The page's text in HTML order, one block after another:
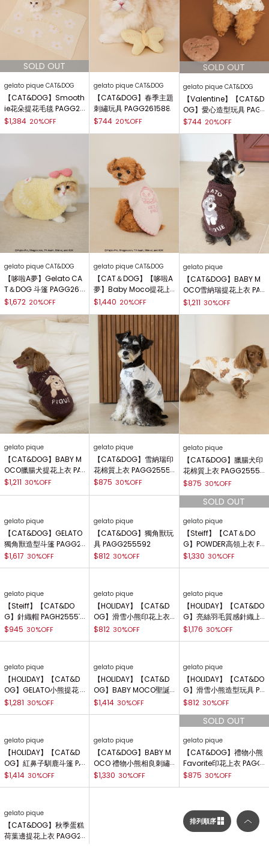
gelato pique CAT&DOG
【CAT&DOG】Smooth
ie花朵提花毛毯 PAGG26
1580
$1,384 20%OFF
gelato pique CAT&DOG
【CAT&DOG】春季主題
刺繡玩具 PAGG261588
$744 20%OFF
gelato pique CAT&DOG
【Valentine】【CAT&D
OG】愛心造型玩具 PAG
G261575
$744 20%OFF
gelato pique CAT&DOG
【哆啦A夢】Gelato CA
T＆DOG 斗篷 PAGG261
500
$1,672 20%OFF
gelato pique CAT&DOG
【CAT＆DOG】【哆啦A
夢】Baby Moco提花上
衣 PAGG261570
$1,440 20%OFF
gelato pique
【CAT&DOG】BABY M
OCO雪納瑞提花上衣 PA
GG255574
$1,211 30%OFF
gelato pique
【CAT&DOG】BABY M
OCO臘腸犬提花上衣 PA
GG255575
$1,211 30%OFF
gelato pique
【CAT&DOG】雪納瑞印
花棉質上衣 PAGG2555
96
$875 30%OFF
gelato pique
【CAT&DOG】臘腸犬印
花棉質上衣 PAGG2555
97
$875 30%OFF
gelato pique
【CAT&DOG】GELATO
$1,617 30%OFF
gelato pique
【CAT&DOG】獨角獸玩
$812 30%OFF
gelato pique
【Steiff】【CAT＆DO
AGG255576
$1,330 30%OFF
gelato pique
【Steiff】【CAT&DO
G】針織帽 PAGH25557
8
gelato pique
【HOLIDAY】【CAT&DO
G】亮絲羽毛質感針織上
排列順序